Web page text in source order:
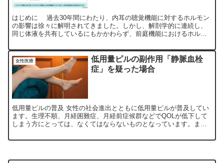
はじめに 過去30年間にわたり、内耳の聴覚機能に対するホルモン
の影響は徐々に解明されてきました。しかし、解剖学的に連続し、
同じ体液を共有しているにもかかわらず、前庭機能におけるホルモ
女性医療
低用量ピルの副作用「静脈血栓
症」を疑った場合
低用量ピルの普及 女性の社会進出とともに低用量ピルが普及してい
ます。生理不順、月経困難症、月経前症候群などでQOLが低下して
しまう方にとっては、なくてはならないものとなっています。ま